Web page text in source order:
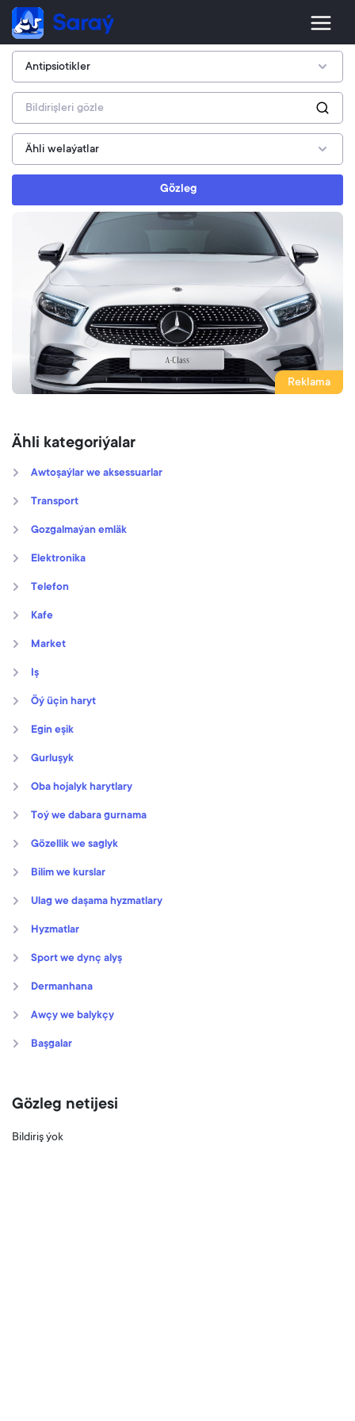
Gözleg
Reklama
Ähli kategoriýalar
Awtoşaýlar we aksessuarlar
Transport
Gozgalmaýan emläk
Elektronika
Telefon
Kafe
Market
Iş
Öý üçin haryt
Egin eşik
Gurluşyk
Oba hojalyk harytlary
Toý we dabara gurnama
Gözellik we saglyk
Bilim we kurslar
Ulag we daşama hyzmatlary
Hyzmatlar
Sport we dynç alyş
Dermanhana
Awçy we balykçy
Başgalar
Gözleg netijesi
Bildiriş ýok